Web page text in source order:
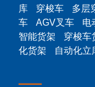
库
穿梭车 多层
车
AGV叉车 电
智能货架
穿梭车
化货架
自动化立